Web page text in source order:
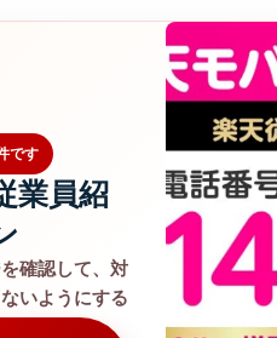
です
業員紹
確認して、対
いようにする